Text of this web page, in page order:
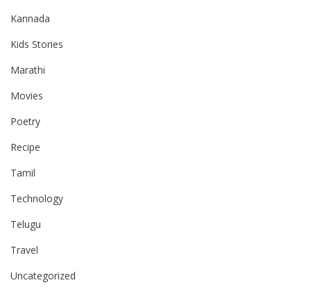
Kannada
Kids Stories
Marathi
Movies
Poetry
Recipe
Tamil
Technology
Telugu
Travel
Uncategorized